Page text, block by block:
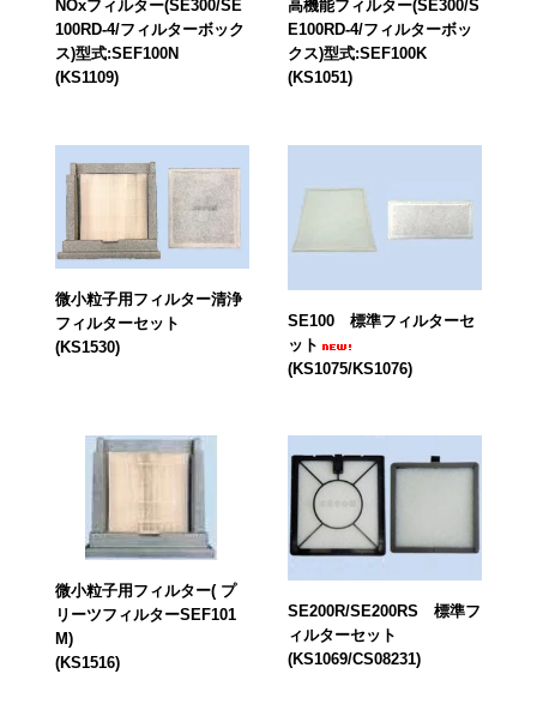
NOxフィルター(SE300/SE
100RD-4/フィルターボック
ス)型式:SEF100N
(KS1109)
高機能フィルター(SE300/S
E100RD-4/フィルターボッ
クス)型式:SEF100K
(KS1051)
微小粒子用フィルター清浄
フィルターセット
(KS1530)
SE100 標準フィルターセ
ット
(KS1075/KS1076)
微小粒子用フィルター( プ
リーツフィルターSEF101
M)
(KS1516)
SE200R/SE200RS 標準フ
ィルターセット
(KS1069/CS08231)